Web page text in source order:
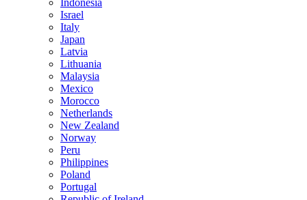
Indonesia
Israel
Italy
Japan
Latvia
Lithuania
Malaysia
Mexico
Morocco
Netherlands
New Zealand
Norway
Peru
Philippines
Poland
Portugal